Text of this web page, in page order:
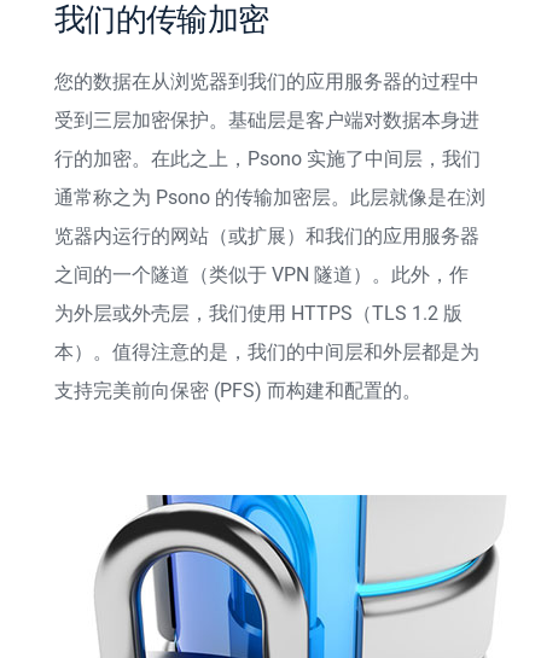
我们的传输加密
您的数据在从浏览器到我们的应用服务器的过程中
受到三层加密保护。基础层是客户端对数据本身进
行的加密。在此之上，Psono 实施了中间层，我们
通常称之为 Psono 的传输加密层。此层就像是在浏
览器内运行的网站（或扩展）和我们的应用服务器
之间的一个隧道（类似于 VPN 隧道）。此外，作
为外层或外壳层，我们使用 HTTPS（TLS 1.2 版
本）。值得注意的是，我们的中间层和外层都是为
支持完美前向保密 (PFS) 而构建和配置的。